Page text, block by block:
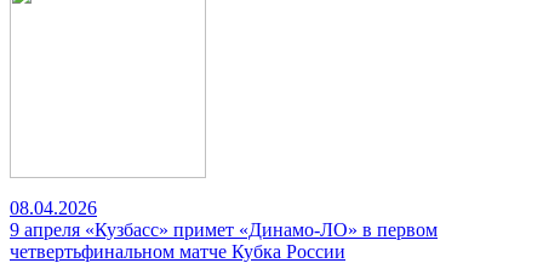
08.04.2026
9 апреля «Кузбасс» примет «Динамо-ЛО» в первом
четвертьфинальном матче Кубка России